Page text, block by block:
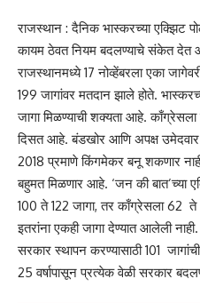
राजस्थान : दैनिक भास्करच्या एक्झिट
कायम ठेवत नियम बदलण्याचे संकेत देत
राजस्थानमध्ये 17 नोव्हेंबरला एका
199 जागांवर मतदान झाले होते.
जागा मिळण्याची शक्यता आहे.
दिसत आहे. बंडखोर आणि अपक्ष
2018 प्रमाणे किंगमेकर बनू शकणार
बहुमत मिळणार आहे. ‘जन की बात’च्या
100 ते 122 जागा, तर काँग्रेसला 62
इतरांना एकही जागा देण्यात आलेली
सरकार स्थापन करण्यासाठी 101
25 वर्षापासून प्रत्येक वेळी सरकार